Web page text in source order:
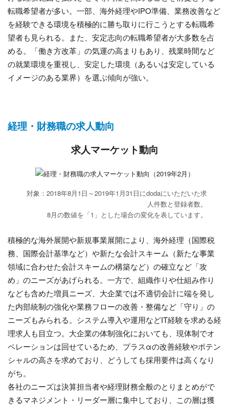
転職希望者が多い。一部、海外経理やIPO準備、業務改善など
を経験できる環境を積極的に勝ち取りに行こうとする転職希
望者も見られる。また、安定志向の転職希望者が大多数を占
める。「働き方改革」の気運の高まりもあり、残業時間など
の就業環境を重視し、安定した環境（あるいは安定している
イメージのある業界）を選ぶ傾向が強い。
経理・財務職の求人動向
求人マーケット動向
対象：2018年8月1日～2019年1月31日にdodaにいただいた求
人件数と登録者数。
8月の数値を「1」とした場合の変化を表しています。
積極的な海外展開や新規事業展開により、海外経理（国際税
務、国際会計基準など）や新たな会計スキーム（新たな事業
領域に合わせた会計スキームの構築など）の確立など「攻
め」のニーズがあげられる。一方で、組織作りや仕組み作り
なども含めた増員ニーズ、大企業では不適切会計に端を発し
た内部統制の強化や業務フローの改善・整備など「守り」の
ニーズもみられる。システム導入や運用などIT経験を求める経
理求人も目立つ。大企業の体制強化においても、現体制でオ
ペレーションは回せているため、プラスαの改善経験やポテン
シャルの高さを求めており、どうしても採用要件は高くなり
がち。
各社のニーズは決算担当者や経理財務全般のとりまとめがで
きるマネジメント・リーダー層に集中しており、この層は獲